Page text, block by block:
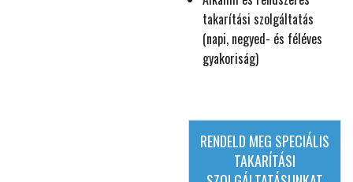
takarítási szolgáltatás
(napi, negyed- és féléves
gyakoriság)
RENDELD MEG SPECIÁLIS
TAKARÍTÁSI